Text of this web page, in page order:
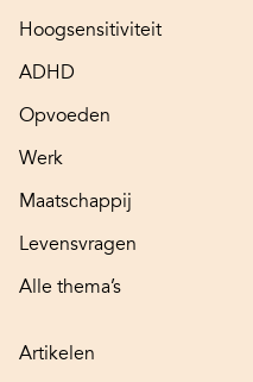
Hoogsensitiviteit
ADHD
Opvoeden
Werk
Maatschappij
Levensvragen
Alle thema’s
Artikelen